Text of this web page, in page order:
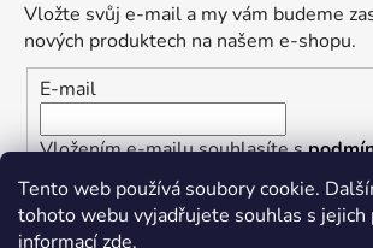
Tento web používá soubory cookie.
tohoto webu vyjadřujete souhlas s jejich
informacízde.
Vložte svůj e-mail a my vám budeme
nových produktech na našem e-shopu.
E-mail
Vložením e-mailu souhlasíte s
osobních údajů
PŘIHLÁSIT SE